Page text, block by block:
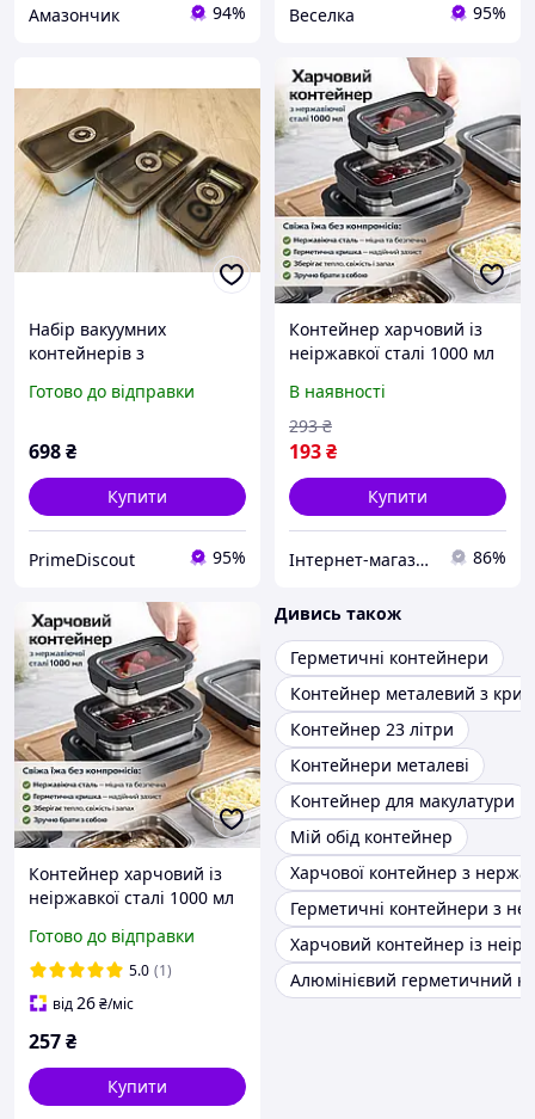
Амазончик 94% Веселка 95%
Набір вакуумних
контейнерів з
EMPIRE Нео 3 шт (0.75л,
кришками в коробці
Готово до відправки
698₴
Купити
PrimeDiscout 95%
Контейнер харчовий із
неіржавкої сталі 1000 мл
В наявності
193₴
293 ₴
Купити
Інтернет-магазин "AVEON" - товари для всієї родини! Найнижчі ціни! 86%
Контейнер харчовий із
неіржавкої сталі 1000 мл
Готово до відправки
5.0 (1)
від26₴/міс
257₴
Купити
Дивись також
Герметичні контейнери
Контейнер металевий з
Контейнер 23 літри
Контейнери металеві
Контейнер для макулатури
Мій обід контейнер
Харчової контейнер з
Герметичні контейнери з
Харчовий контейнер із
Алюмінієвий герметичний